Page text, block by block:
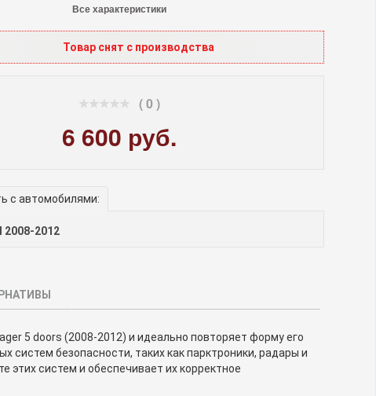
Все характеристики
Товар снят с производства
( 0 )
6 600 руб.
с автомобилями:
2008-2012
5 doors (2008-2012) и идеально повторяет форму его
систем безопасности, таких как парктроники, радары и
этих систем и обеспечивает их корректное